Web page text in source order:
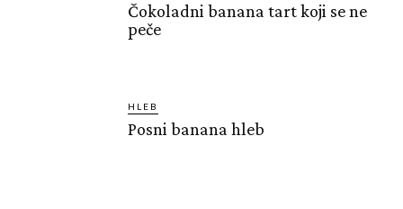
Čokoladni banana tart koji se ne
peče
HLEB
Posni banana hleb